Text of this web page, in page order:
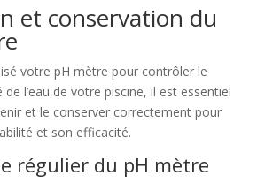
et conservation du
votre pH mètre pour contrôler le
de l’eau de votre piscine, il est essentiel
et le conserver correctement pour
et son efficacité.
régulier du pH mètre